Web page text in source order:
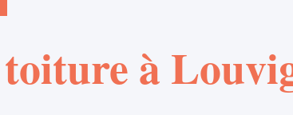
à